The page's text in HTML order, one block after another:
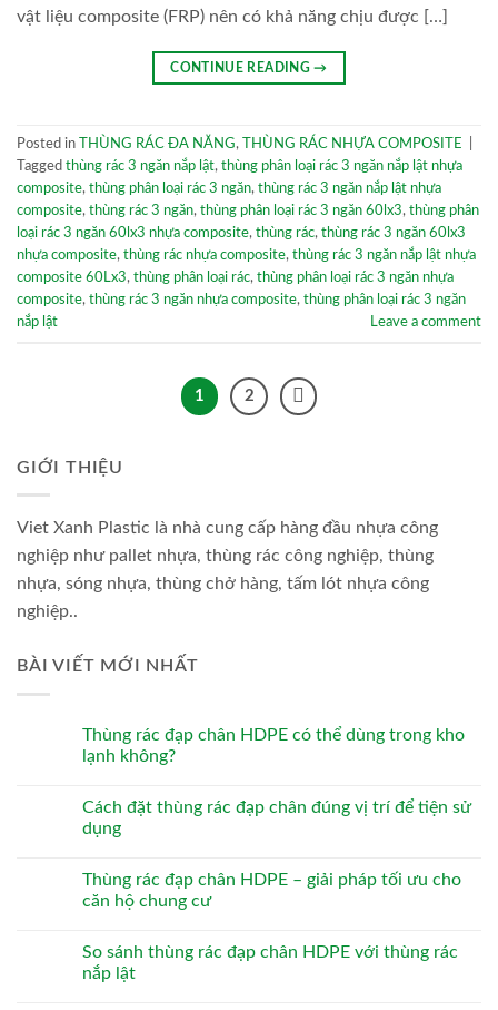
vật liệu composite (FRP) nên có khả năng chịu được […]
CONTINUE READING→
Posted in THÙNG RÁC ĐA NĂNG, THÙNG RÁC NHỰA COMPOSITE
Tagged thùng rác 3 ngăn nắp lật, thùng phân loại rác 3 ngăn nắp lật nhựa
composite, thùng phân loại rác 3 ngăn, thùng rác 3 ngăn nắp lật nhựa
composite, thùng rác 3 ngăn, thùng phân loại rác 3 ngăn 60lx3, thùng phân
loại rác 3 ngăn 60lx3 nhựa composite, thùng rác, thùng rác 3 ngăn 60lx3
nhựa composite, thùng rác nhựa composite, thùng rác 3 ngăn nắp lật nhựa
composite 60Lx3, thùng phân loại rác, thùng phân loại rác 3 ngăn nhựa
composite, thùng rác 3 ngăn nhựa composite, thùng phân loại rác 3 ngăn
nắp lật
Leave a comment
1 2
GIỚI THIỆU
Viet Xanh Plastic là nhà cung cấp hàng đầu nhựa công
nghiệp như pallet nhựa, thùng rác công nghiệp, thùng
nhựa, sóng nhựa, thùng chở hàng, tấm lót nhựa công
nghiệp..
BÀI VIẾT MỚI NHẤT
Thùng rác đạp chân HDPE có thể dùng trong kho
lạnh không?
Cách đặt thùng rác đạp chân đúng vị trí để tiện sử
dụng
Thùng rác đạp chân HDPE – giải pháp tối ưu cho
căn hộ chung cư
So sánh thùng rác đạp chân HDPE với thùng rác
nắp lật